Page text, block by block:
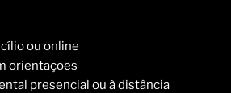
ou online
orientações
presencial ou à distância